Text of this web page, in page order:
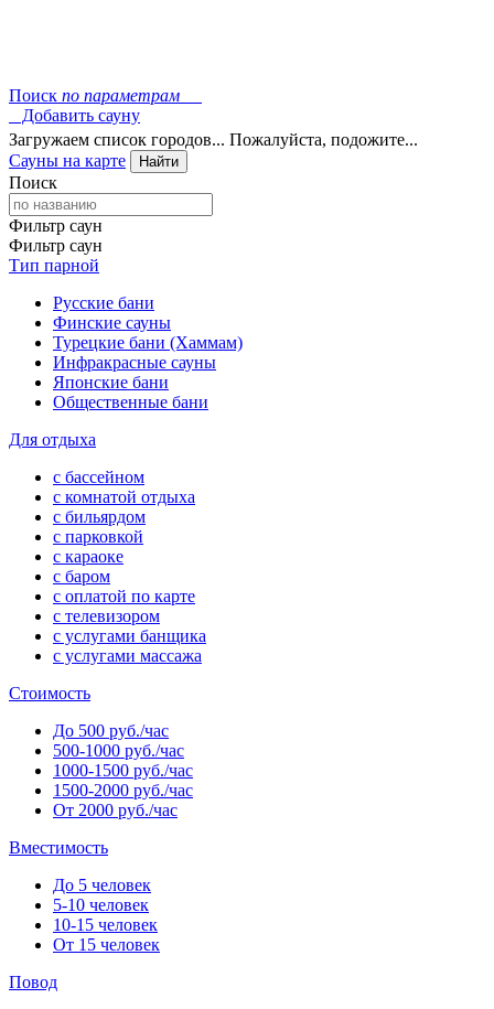
Поиск по параметрам
Добавить сауну
Загружаем список городов... Пожалуйста, подожите...
Сауны на карте
Найти
Поиск
Фильтр саун
Фильтр саун
Тип парной
Русские бани
Финские сауны
Турецкие бани (Хаммам)
Инфракрасные сауны
Японские бани
Общественные бани
Для отдыха
с бассейном
с комнатой отдыха
с бильярдом
с парковкой
с караоке
с баром
с оплатой по карте
с телевизором
с услугами банщика
с услугами массажа
Стоимость
До 500 руб./час
500-1000 руб./час
1000-1500 руб./час
1500-2000 руб./час
От 2000 руб./час
Вместимость
До 5 человек
5-10 человек
10-15 человек
От 15 человек
Повод